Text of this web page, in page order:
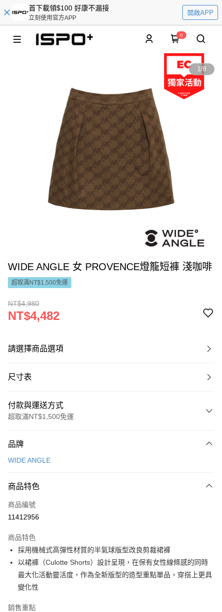
首下載領$100 好康不漏接
立刻使用官方APP
開啟APP
0
1/8
WIDE ANGLE 女 PROVENCE燈籠短褲 淺咖啡
超取滿NT$1,500免運
NT$4,980
NT$4,482
請選擇商品選項
尺寸表
付款與運送方式
超取滿NT$1,500免運
信用卡一次付款
Apple Pay
悠遊付
7-11取貨(快速到店)
每筆NT$100，滿NT$1,500(含以上)免運費
宅配-本島
每筆NT$100，滿NT$1,500(含以上)免運費
品牌
WIDE ANGLE
商品特色
商品編號
11412956
商品特色
採用機械式高彈性材質的半氣球版型改良剪裁裙褲
以裙褲（Culotte Shorts）設計呈現，在保有女性線條感的同時
最大化活動靈活度，作為全新版型的造型重點單品，穿搭上更具
變化性
銷售重點